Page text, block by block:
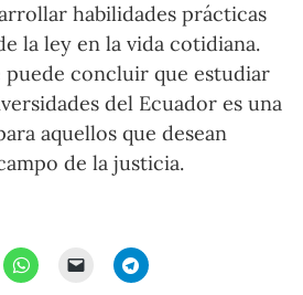
habilidades prácticas
la ley en la vida cotidiana.
puede concluir que estudiar
del Ecuador es una
aquellos que desean
de la justicia.